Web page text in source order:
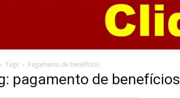
Tags Pagamento de benefícios
pagamento de benefícios